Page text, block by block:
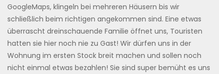
GoogleMaps, klingeln bei mehreren Häusern bis wir
schließlich beim richtigen angekommen sind. Eine etwas
überrascht dreinschauende Familie öffnet uns, Touristen
hatten sie hier noch nie zu Gast! Wir dürfen uns in der
Wohnung im ersten Stock breit machen und sollen noch
nicht einmal etwas bezahlen! Sie sind super bemüht es uns